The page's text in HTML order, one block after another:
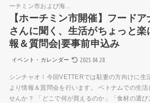
ーチミン市および海...
【ホーチミン市開催】フード
さんに聞く、生活がちょっと
報＆質問会|要事前申込み
イベント・カレンダー 2025.04.28
シンチャオ！今回VETTERでは駐妻の方向けに生
より情報＆質問会を行います。 ベトナムでの生活
せんか？ 「どこで何が買えるのか」「食材の選